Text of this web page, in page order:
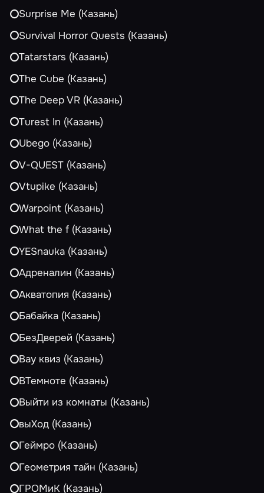
Surprise Me (Казань)
Survival Horror Quests (Казань)
Tatarstars (Казань)
The Cube (Казань)
The Deep VR (Казань)
Turest In (Казань)
Ubego (Казань)
V-QUEST (Казань)
Vtupike (Казань)
Warpoint (Казань)
What the f (Казань)
YESnauka (Казань)
Адреналин (Казань)
Акватопия (Казань)
Бабайка (Казань)
БезДверей (Казань)
Вау квиз (Казань)
ВТемноте (Казань)
Выйти из комнаты (Казань)
выХод (Казань)
Геймро (Казань)
Геометрия тайн (Казань)
ГРОМиК (Казань)